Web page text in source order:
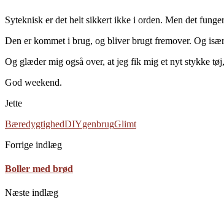
Syteknisk er det helt sikkert ikke i orden. Men det
Den er kommet i brug, og bliver brugt fremover. Og
Og glæder mig også over, at jeg fik mig et nyt stykke
God weekend.
Jette
BæredygtighedDIYgenbrugGlimt
Forrige indlæg
Boller med brød
Næste indlæg